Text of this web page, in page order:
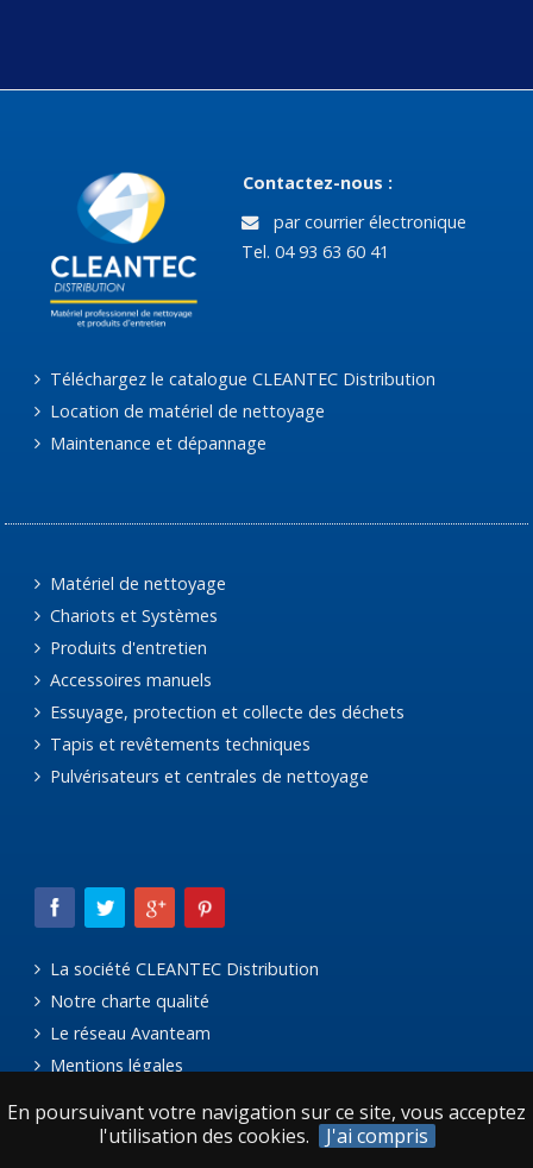
En poursuivant votre navigation sur ce site, vous acceptez
l'utilisation des cookies.
J'ai compris
Contactez-nous :
par courrier électronique
Tel. 04 93 63 60 41
Téléchargez le catalogue CLEANTEC Distribution
Location de matériel de nettoyage
Maintenance et dépannage
Matériel de nettoyage
Chariots et Systèmes
Produits d'entretien
Accessoires manuels
Essuyage, protection et collecte des déchets
Tapis et revêtements techniques
Pulvérisateurs et centrales de nettoyage
La société CLEANTEC Distribution
Notre charte qualité
Le réseau Avanteam
Mentions légales